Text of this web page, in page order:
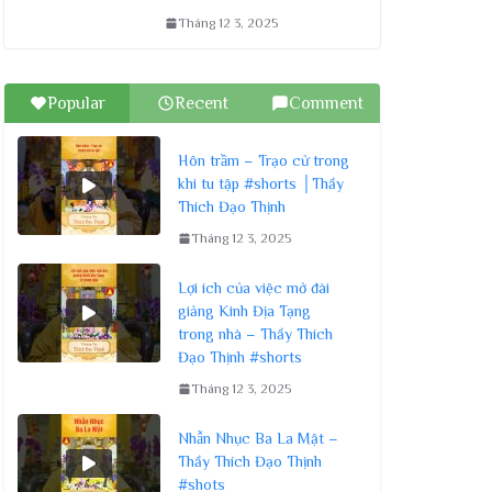
Tháng 12 3, 2025
Popular Recent Comment
Hôn trầm – Trạo cử trong
khi tu tập #shorts │Thầy
Thích Đạo Thịnh
Tháng 12 3, 2025
Lợi ích của việc mở đài
giảng Kinh Địa Tạng
trong nhà – Thầy Thích
Đạo Thịnh #shorts
Tháng 12 3, 2025
Nhẫn Nhục Ba La Mật –
Thầy Thích Đạo Thịnh
#shots